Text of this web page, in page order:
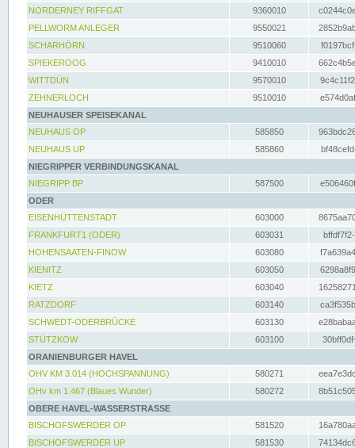
NORDERNEY RIFFGAT
9360010
PELLWORM ANLEGER
9550021
SCHARHÖRN
9510060
SPIEKEROOG
9410010
WITTDÜN
9570010
ZEHNERLOCH
9510010
NEUHAUSER SPEISEKANAL
NEUHAUS OP
585850
NEUHAUS UP
585860
NIEGRIPPER VERBINDUNGSKANAL
NIEGRIPP BP
587500
ODER
EISENHÜTTENSTADT
603000
FRANKFURT1 (ODER)
603031
HOHENSAATEN-FINOW
603080
KIENITZ
603050
KIETZ
603040
RATZDORF
603140
SCHWEDT-ODERBRÜCKE
603130
STÜTZKOW
603100
ORANIENBURGER HAVEL
OHV KM 3.014 (HOCHSPANNUNG)
580271
OHv km 1.467 (Blaues Wunder)
580272
OBERE HAVEL-WASSERSTRASSE
BISCHOFSWERDER OP
581520
BISCHOFSWERDER UP
581530